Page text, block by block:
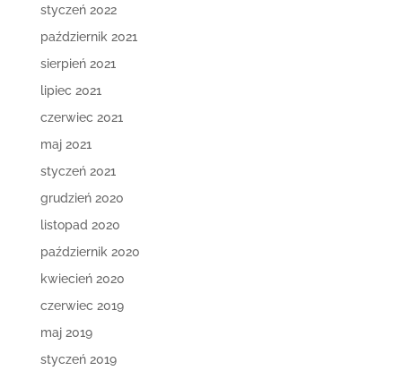
styczeń 2022
październik 2021
sierpień 2021
lipiec 2021
czerwiec 2021
maj 2021
styczeń 2021
grudzień 2020
listopad 2020
październik 2020
kwiecień 2020
czerwiec 2019
maj 2019
styczeń 2019